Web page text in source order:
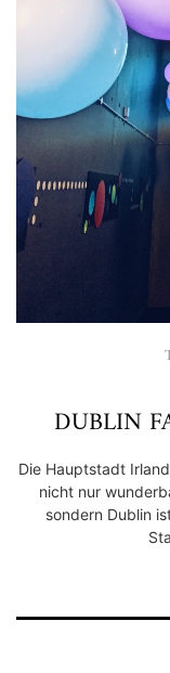
DUBLIN
Die Hauptstadt
nicht nur
sondern Dublin